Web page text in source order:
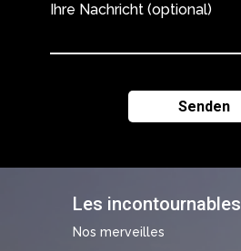
Les incontournables
Nos merveilles
Ihre Nachricht (optional)